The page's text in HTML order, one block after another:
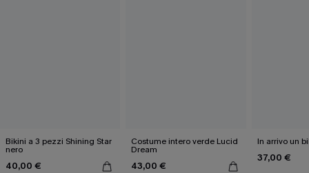
Bikini a 3 pezzi Shining Star
nero
40,00 €
Costume intero verde Lucid
Dream
43,00 €
In arrivo un
37,00 €